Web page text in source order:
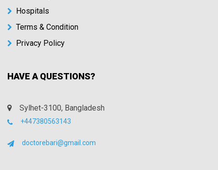
Hospitals
Terms & Condition
Privacy Policy
HAVE A QUESTIONS?
Sylhet-3100, Bangladesh
+447380563143
doctorebari@gmail.com